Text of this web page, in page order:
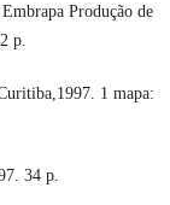
Produção de
p.
1 mapa:
34 p.